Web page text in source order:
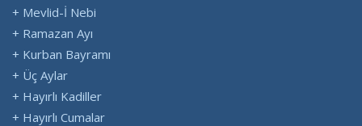
+ Mevlid-İ Nebi
+ Ramazan Ayı
+ Kurban Bayramı
+ Üç Aylar
+ Hayırlı Kadiller
+ Hayırlı Cumalar